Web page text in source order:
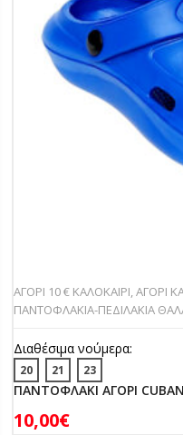
ΑΓΟΡΙ 10 € ΚΑΛΟΚΑΙΡΙ,ΑΓΟΡΙ
ΠΑΝΤOΦΛΑΚΙΑ-ΠΕΔΙΛΑΚΙA
Διαθέσιμα νούμερα:
20 21 23
ΠΑΝΤΟΦΛΑΚΙ ΑΓΟΡΙ
10,00€